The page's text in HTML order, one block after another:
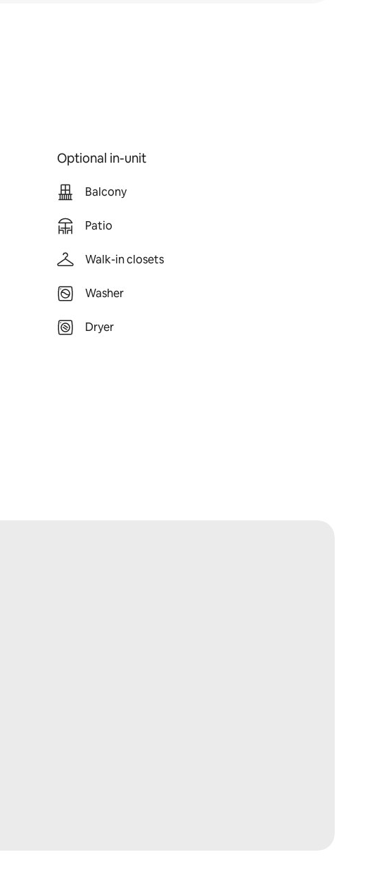
Optional in-unit
Balcony
Patio
Walk-in closets
Washer
Dryer